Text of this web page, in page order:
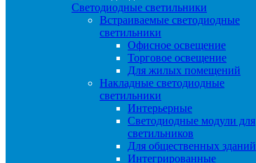
Светодиодные светильники
Встраиваемые светодиодные
светильники
Офисное освещение
Торговое освещение
Для жилых помещений
Накладные светодиодные
светильники
Интерьерные
Светодиодные модули для
светильников
Для общественных зданий
Интегрированные